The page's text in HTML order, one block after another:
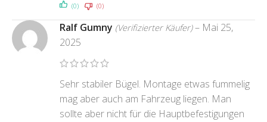
(0) (0)
Ralf Gumny (Verifizierter Käufer) – Mai 25,
2025
Sehr stabiler Bügel. Montage etwas fummelig
mag aber auch am Fahrzeug liegen. Man
sollte aber nicht für die Hauptbefestigungen